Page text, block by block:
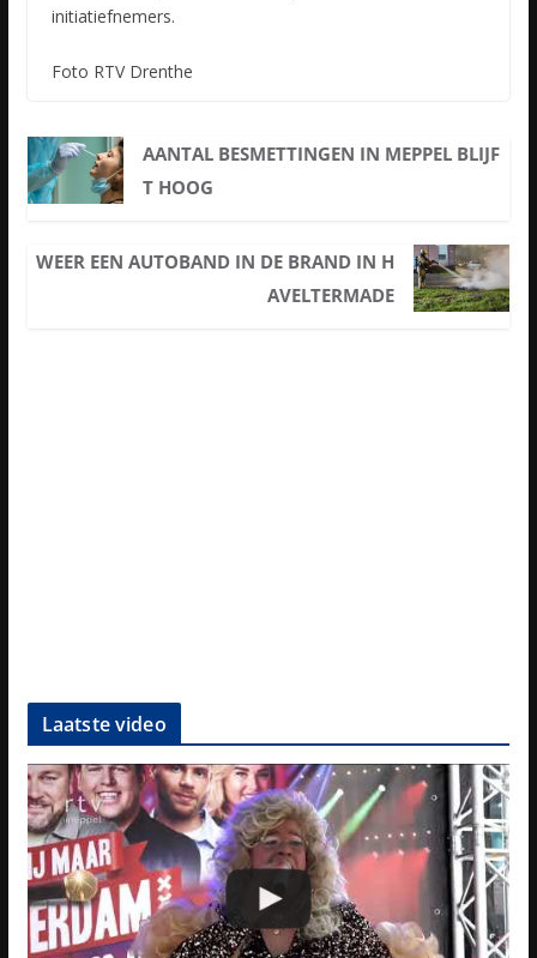
initiatiefnemers.
Foto RTV Drenthe
AANTAL BESMETTINGEN IN MEPPEL BLIJF
T HOOG
WEER EEN AUTOBAND IN DE BRAND IN H
AVELTERMADE
Laatste video